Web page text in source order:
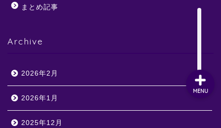
まとめ記事
Archive
2026年2月
2026年1月
2025年12月
MENU